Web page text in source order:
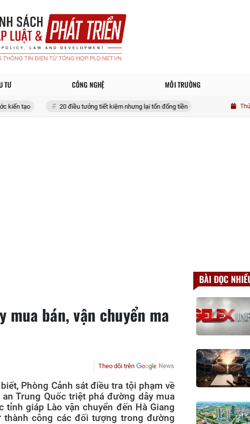
TƯ CÔNG NGHỆ MÔI TRƯỜNG
20 điều tưởng tiết kiệm nhưng lại tốn đống tiền Một số yếu tố tác động
mua bán, vận chuyển ma
Theo dõi trên
Phòng Cảnh sát điều tra tội phạm về
Trung Quốc triệt phá đường dây mua
giáp Lào vận chuyển đến Hà Giang
công các đối tượng trong đường
BÀI ĐỌC